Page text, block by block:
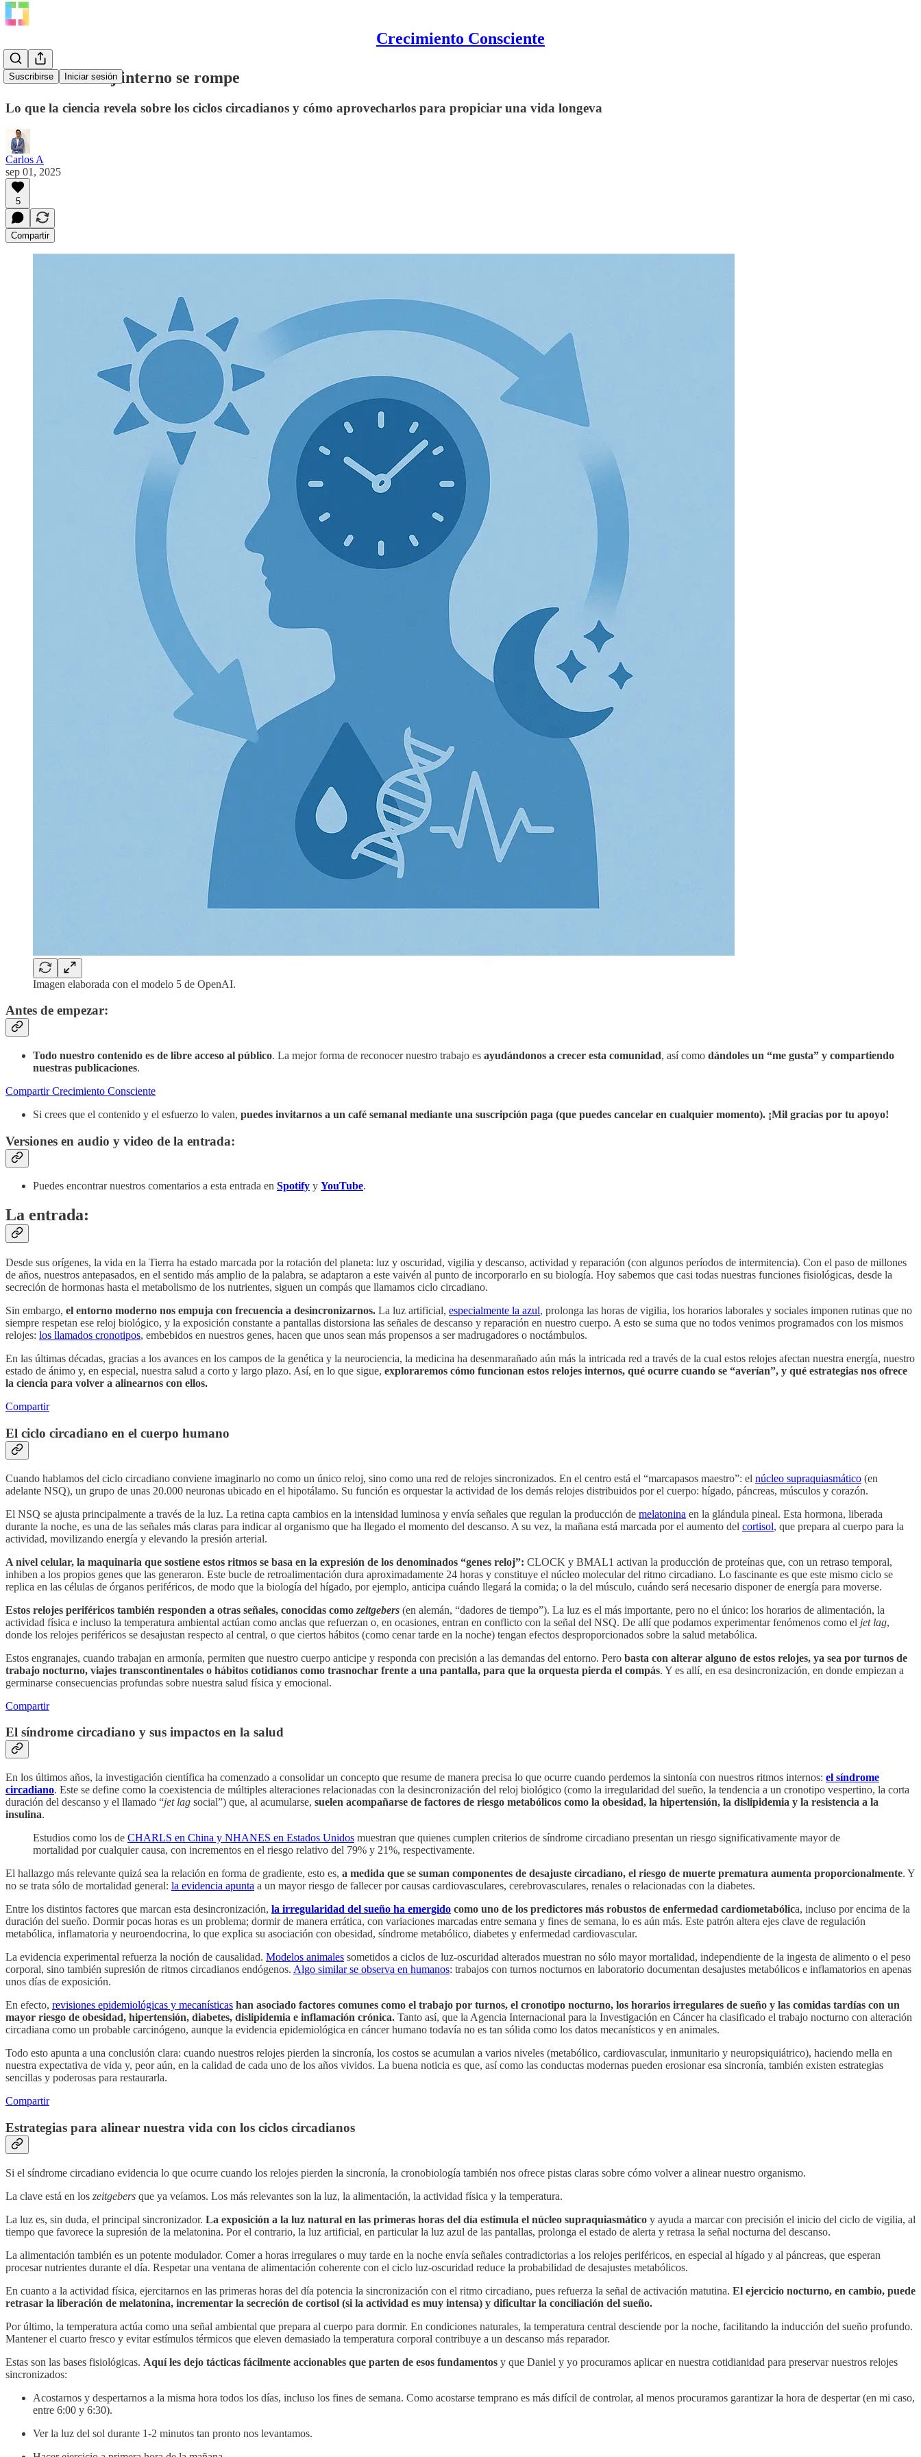
Crecimiento Consciente
Suscribirse Iniciar sesión
Cuando tu reloj interno se rompe
Lo que la ciencia revela sobre los ciclos circadianos y cómo aprovecharlos para propiciar una vida longeva
Carlos A
sep 01, 2025
5
Compartir
Imagen elaborada con el modelo 5 de OpenAI.
Antes de empezar:
Todo nuestro contenido es de libre acceso al público. La mejor forma de reconocer nuestro trabajo es ayudándonos a crecer esta comunidad, así como dándoles un “me gusta” y compartiendo
nuestras publicaciones.
Compartir Crecimiento Consciente
Si crees que el contenido y el esfuerzo lo valen, puedes invitarnos a un café semanal mediante una suscripción paga (que puedes cancelar en cualquier momento). ¡Mil gracias por tu apoyo!
Versiones en audio y video de la entrada:
Puedes encontrar nuestros comentarios a esta entrada en Spotify y YouTube.
La entrada:
Desde sus orígenes, la vida en la Tierra ha estado marcada por la rotación del planeta: luz y oscuridad, vigilia y descanso, actividad y reparación (con algunos períodos de intermitencia). Con el paso de millones
de años, nuestros antepasados, en el sentido más amplio de la palabra, se adaptaron a este vaivén al punto de incorporarlo en su biología. Hoy sabemos que casi todas nuestras funciones fisiológicas, desde la
secreción de hormonas hasta el metabolismo de los nutrientes, siguen un compás que llamamos ciclo circadiano.
Sin embargo, el entorno moderno nos empuja con frecuencia a desincronizarnos. La luz artificial, especialmente la azul, prolonga las horas de vigilia, los horarios laborales y sociales imponen rutinas que no
siempre respetan ese reloj biológico, y la exposición constante a pantallas distorsiona las señales de descanso y reparación en nuestro cuerpo. A esto se suma que no todos venimos programados con los mismos
relojes: los llamados cronotipos, embebidos en nuestros genes, hacen que unos sean más propensos a ser madrugadores o noctámbulos.
En las últimas décadas, gracias a los avances en los campos de la genética y la neurociencia, la medicina ha desenmarañado aún más la intricada red a través de la cual estos relojes afectan nuestra energía, nuestro
estado de ánimo y, en especial, nuestra salud a corto y largo plazo. Así, en lo que sigue, exploraremos cómo funcionan estos relojes internos, qué ocurre cuando se “averían”, y qué estrategias nos ofrece
la ciencia para volver a alinearnos con ellos.
Compartir
El ciclo circadiano en el cuerpo humano
Cuando hablamos del ciclo circadiano conviene imaginarlo no como un único reloj, sino como una red de relojes sincronizados. En el centro está el “marcapasos maestro”: el núcleo supraquiasmático (en
adelante NSQ), un grupo de unas 20.000 neuronas ubicado en el hipotálamo. Su función es orquestar la actividad de los demás relojes distribuidos por el cuerpo: hígado, páncreas, músculos y corazón.
El NSQ se ajusta principalmente a través de la luz. La retina capta cambios en la intensidad luminosa y envía señales que regulan la producción de melatonina en la glándula pineal. Esta hormona, liberada
durante la noche, es una de las señales más claras para indicar al organismo que ha llegado el momento del descanso. A su vez, la mañana está marcada por el aumento del cortisol, que prepara al cuerpo para la
actividad, movilizando energía y elevando la presión arterial.
A nivel celular, la maquinaria que sostiene estos ritmos se basa en la expresión de los denominados “genes reloj”: CLOCK y BMAL1 activan la producción de proteínas que, con un retraso temporal,
inhiben a los propios genes que las generaron. Este bucle de retroalimentación dura aproximadamente 24 horas y constituye el núcleo molecular del ritmo circadiano. Lo fascinante es que este mismo ciclo se
replica en las células de órganos periféricos, de modo que la biología del hígado, por ejemplo, anticipa cuándo llegará la comida; o la del músculo, cuándo será necesario disponer de energía para moverse.
Estos relojes periféricos también responden a otras señales, conocidas como zeitgebers (en alemán, “dadores de tiempo”). La luz es el más importante, pero no el único: los horarios de alimentación, la
actividad física e incluso la temperatura ambiental actúan como anclas que refuerzan o, en ocasiones, entran en conflicto con la señal del NSQ. De allí que podamos experimentar fenómenos como el jet lag,
donde los relojes periféricos se desajustan respecto al central, o que ciertos hábitos (como cenar tarde en la noche) tengan efectos desproporcionados sobre la salud metabólica.
Estos engranajes, cuando trabajan en armonía, permiten que nuestro cuerpo anticipe y responda con precisión a las demandas del entorno. Pero basta con alterar alguno de estos relojes, ya sea por turnos de
trabajo nocturno, viajes transcontinentales o hábitos cotidianos como trasnochar frente a una pantalla, para que la orquesta pierda el compás. Y es allí, en esa desincronización, en donde empiezan a
germinarse consecuencias profundas sobre nuestra salud física y emocional.
Compartir
El síndrome circadiano y sus impactos en la salud
En los últimos años, la investigación científica ha comenzado a consolidar un concepto que resume de manera precisa lo que ocurre cuando perdemos la sintonía con nuestros ritmos internos: el síndrome
circadiano. Este se define como la coexistencia de múltiples alteraciones relacionadas con la desincronización del reloj biológico (como la irregularidad del sueño, la tendencia a un cronotipo vespertino, la corta
duración del descanso y el llamado “jet lag social”) que, al acumularse, suelen acompañarse de factores de riesgo metabólicos como la obesidad, la hipertensión, la dislipidemia y la resistencia a la
insulina.
Estudios como los de CHARLS en China y NHANES en Estados Unidos muestran que quienes cumplen criterios de síndrome circadiano presentan un riesgo significativamente mayor de
mortalidad por cualquier causa, con incrementos en el riesgo relativo del 79% y 21%, respectivamente.
El hallazgo más relevante quizá sea la relación en forma de gradiente, esto es, a medida que se suman componentes de desajuste circadiano, el riesgo de muerte prematura aumenta proporcionalmente. Y
no se trata sólo de mortalidad general: la evidencia apunta a un mayor riesgo de fallecer por causas cardiovasculares, cerebrovasculares, renales o relacionadas con la diabetes.
Entre los distintos factores que marcan esta desincronización, la irregularidad del sueño ha emergido como uno de los predictores más robustos de enfermedad cardiometabólica, incluso por encima de la
duración del sueño. Dormir pocas horas es un problema; dormir de manera errática, con variaciones marcadas entre semana y fines de semana, lo es aún más. Este patrón altera ejes clave de regulación
metabólica, inflamatoria y neuroendocrina, lo que explica su asociación con obesidad, síndrome metabólico, diabetes y enfermedad cardiovascular.
La evidencia experimental refuerza la noción de causalidad. Modelos animales sometidos a ciclos de luz-oscuridad alterados muestran no sólo mayor mortalidad, independiente de la ingesta de alimento o el peso
corporal, sino también supresión de ritmos circadianos endógenos. Algo similar se observa en humanos: trabajos con turnos nocturnos en laboratorio documentan desajustes metabólicos e inflamatorios en apenas
unos días de exposición.
En efecto, revisiones epidemiológicas y mecanísticas han asociado factores comunes como el trabajo por turnos, el cronotipo nocturno, los horarios irregulares de sueño y las comidas tardías con un
mayor riesgo de obesidad, hipertensión, diabetes, dislipidemia e inflamación crónica. Tanto así, que la Agencia Internacional para la Investigación en Cáncer ha clasificado el trabajo nocturno con alteración
circadiana como un probable carcinógeno, aunque la evidencia epidemiológica en cáncer humano todavía no es tan sólida como los datos mecanísticos y en animales.
Todo esto apunta a una conclusión clara: cuando nuestros relojes pierden la sincronía, los costos se acumulan a varios niveles (metabólico, cardiovascular, inmunitario y neuropsiquiátrico), haciendo mella en
nuestra expectativa de vida y, peor aún, en la calidad de cada uno de los años vividos. La buena noticia es que, así como las conductas modernas pueden erosionar esa sincronía, también existen estrategias
sencillas y poderosas para restaurarla.
Compartir
Estrategias para alinear nuestra vida con los ciclos circadianos
Si el síndrome circadiano evidencia lo que ocurre cuando los relojes pierden la sincronía, la cronobiología también nos ofrece pistas claras sobre cómo volver a alinear nuestro organismo.
La clave está en los zeitgebers que ya veíamos. Los más relevantes son la luz, la alimentación, la actividad física y la temperatura.
La luz es, sin duda, el principal sincronizador. La exposición a la luz natural en las primeras horas del día estimula el núcleo supraquiasmático y ayuda a marcar con precisión el inicio del ciclo de vigilia, al
tiempo que favorece la supresión de la melatonina. Por el contrario, la luz artificial, en particular la luz azul de las pantallas, prolonga el estado de alerta y retrasa la señal nocturna del descanso.
La alimentación también es un potente modulador. Comer a horas irregulares o muy tarde en la noche envía señales contradictorias a los relojes periféricos, en especial al hígado y al páncreas, que esperan
procesar nutrientes durante el día. Respetar una ventana de alimentación coherente con el ciclo luz-oscuridad reduce la probabilidad de desajustes metabólicos.
En cuanto a la actividad física, ejercitarnos en las primeras horas del día potencia la sincronización con el ritmo circadiano, pues refuerza la señal de activación matutina. El ejercicio nocturno, en cambio, puede
retrasar la liberación de melatonina, incrementar la secreción de cortisol (si la actividad es muy intensa) y dificultar la conciliación del sueño.
Por último, la temperatura actúa como una señal ambiental que prepara al cuerpo para dormir. En condiciones naturales, la temperatura central desciende por la noche, facilitando la inducción del sueño profundo.
Mantener el cuarto fresco y evitar estímulos térmicos que eleven demasiado la temperatura corporal contribuye a un descanso más reparador.
Estas son las bases fisiológicas. Aquí les dejo tácticas fácilmente accionables que parten de esos fundamentos y que Daniel y yo procuramos aplicar en nuestra cotidianidad para preservar nuestros relojes
sincronizados:
Acostarnos y despertarnos a la misma hora todos los días, incluso los fines de semana. Como acostarse temprano es más difícil de controlar, al menos procuramos garantizar la hora de despertar (en mi caso,
entre 6:00 y 6:30).
Ver la luz del sol durante 1-2 minutos tan pronto nos levantamos.